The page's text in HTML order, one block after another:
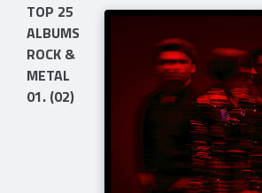
TOP 25
ALBUMS
ROCK &
METAL
01. (02)